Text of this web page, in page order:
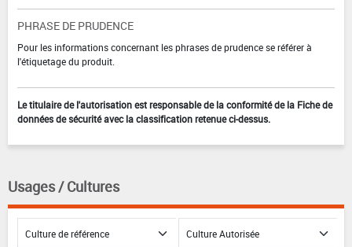
PHRASE DE PRUDENCE
Pour les informations concernant les phrases de prudence se référer à
l'étiquetage du produit.
Le titulaire de l'autorisation est responsable de la conformité de la Fiche de
données de sécurité avec la classification retenue ci-dessus.
Usages / Cultures